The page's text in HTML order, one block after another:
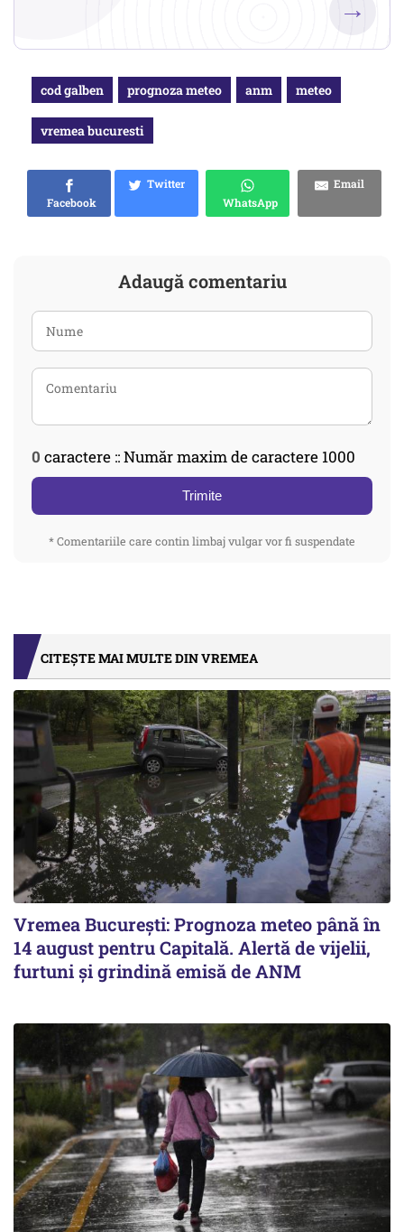
→
cod galben prognoza meteo anm meteo
vremea bucuresti
Facebook
Twitter
WhatsApp
Email
Adaugă comentariu
0 caractere :: Număr maxim de caractere 1000
Trimite
* Comentariile care contin limbaj vulgar vor fi suspendate
CITEȘTE MAI MULTE DIN VREMEA
Vremea București: Prognoza meteo până în
14 august pentru Capitală. Alertă de vijelii,
furtuni și grindină emisă de ANM